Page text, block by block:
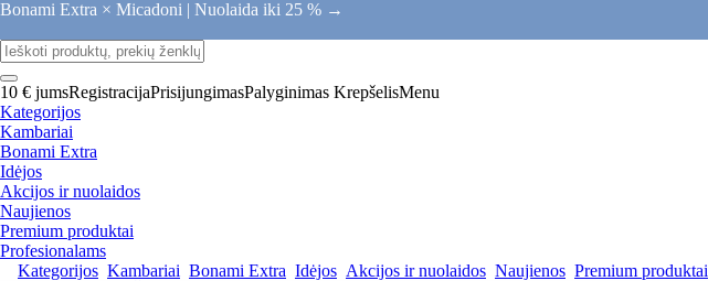
Bonami Extra × Micadoni | Nuolaida iki 25 % →
10 € jumsRegistracijaPrisijungimasPalyginimas KrepšelisMenu
Kategorijos
Kambariai
Bonami Extra
Idėjos
Akcijos ir nuolaidos
Naujienos
Premium produktai
Profesionalams
Kategorijos Kambariai Bonami Extra Idėjos Akcijos ir nuolaidos Naujienos Premium produktai